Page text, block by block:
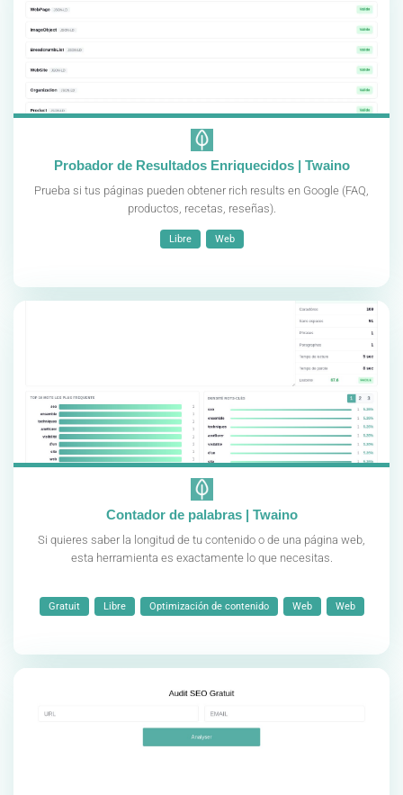
Probador de Resultados Enriquecidos | Twaino
Prueba si tus páginas pueden obtener rich results en Google (FAQ,
productos, recetas, reseñas).
Libre Web
Contador de palabras | Twaino
Si quieres saber la longitud de tu contenido o de una página web,
esta herramienta es exactamente lo que necesitas.
Gratuit Libre Optimización de contenido Web Web